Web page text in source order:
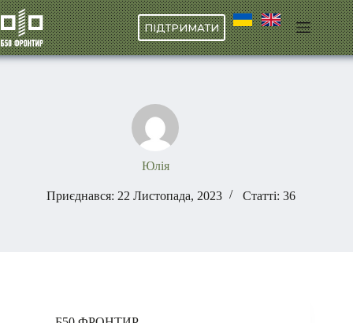
Перейти
до
вмісту
ПІДТРИМАТИ
Юлія
Приєднався: 22 Листопада, 2023 Статті: 36